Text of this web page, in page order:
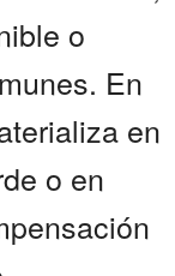
o
En
en
o en